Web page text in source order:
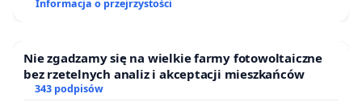
Puszczy Knyszyńskiej
Informacja o przejrzystości
Nie zgadzamy się na wielkie farmy fotowoltaiczne
bez rzetelnych analiz i akceptacji mieszkańców
343 podpisów